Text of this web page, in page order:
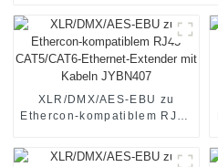
XLR/DMX/AES-EBU zu
Ethercon-kompatiblem RJ45
Extender mit Kabeln